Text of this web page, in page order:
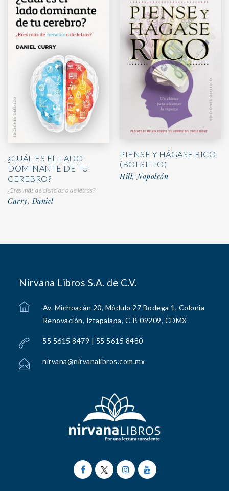
¿CUÁL ES EL LADO
DOMINANTE DE TU
CEREBRO?
¿Eres más de ciencias o de letras?
Curry, Daniel
PIENSE Y HÁGASE RICO
(BOLSILLO)
Hill, Napoleón
Nirvana Libros S.A. de C.V.
Av. Michoacán 20, Módulo 27 Bodega 1, Colonia
Renovación, Iztapalapa, C.P. 09209, CDMX.
55 5615 8479 | 55 5615 8480
nirvana@nirvanalibros.com.mx